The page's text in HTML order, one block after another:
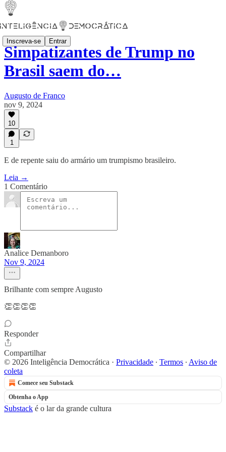
Inscreva-se Entrar
Simpatizantes de Trump no
Brasil saem do…
Augusto de Franco
nov 9, 2024
10
1
E de repente saiu do armário um trumpismo brasileiro.
Leia →
1 Comentário
Analice Demanboro
Nov 9, 2024
Brilhante com sempre Augusto
👏👏👏👏
Responder
Compartilhar
© 2026 Inteligência Democrática · Privacidade ∙ Termos ∙ Aviso de
coleta
Comece seu Substack
Obtenha o App
Substack é o lar da grande cultura